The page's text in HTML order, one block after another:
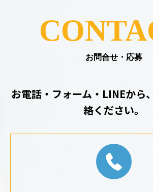
お問合せ・応募
お電話・フォーム・LINEから
絡ください。